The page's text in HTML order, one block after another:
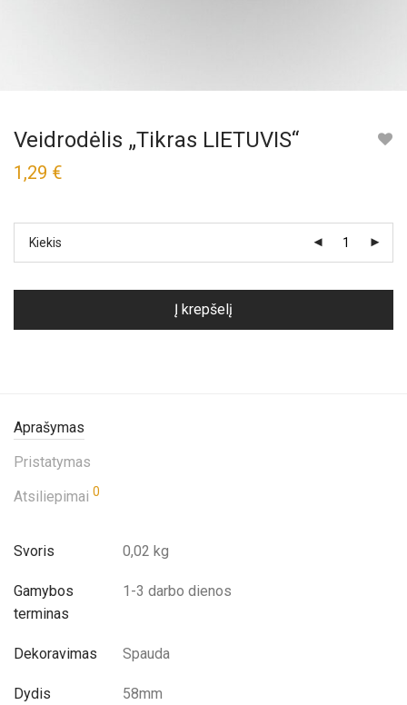
Veidrodėlis „Tikras LIETUVIS“
1,29 €
Kiekis
Į krepšelį
Aprašymas
Pristatymas
Atsiliepimai 0
Svoris 0,02 kg
Gamybos
terminas
1-3 darbo dienos
Dekoravimas Spauda
Dydis 58mm